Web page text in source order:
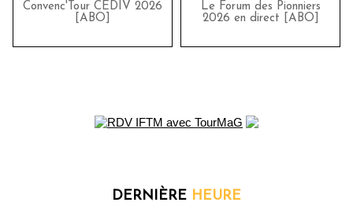
Convenc'Tour CEDIV 2026
[ABO]
Le Forum des Pionniers
2026 en direct [ABO]
DERNIÈRE HEURE